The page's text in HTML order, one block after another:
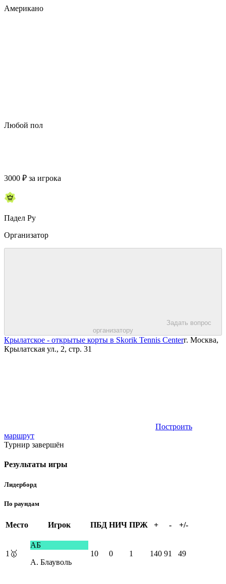
Американо
Любой пол
3000 ₽ за игрока
Падел Ру
Организатор
Задать вопрос
организатору
Крылатское - открытые корты в Skorik Tennis Centerг. Москва,
Крылатская ул., 2, стр. 31
Построить
маршрут
Турнир завершён
Результаты игры
Лидерборд
По раундам
Место Игрок ПБД НИЧ ПРЖ + - +/-
1 🥇
АБ
А. Блауволь
10 0 1 140 91 49